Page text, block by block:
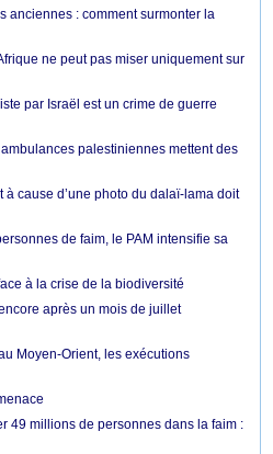
anciennes : comment surmonter la
ne peut pas miser uniquement sur
par Israël est un crime de guerre
palestiniennes mettent des
cause d’une photo du dalaï-lama doit
de faim, le PAM intensifie sa
à la crise de la biodiversité
après un mois de juillet
Moyen-Orient, les exécutions
49 millions de personnes dans la faim :